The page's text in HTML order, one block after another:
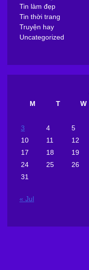
Tin làm đẹp
Tin thời trang
Truyện hay
Uncategorized
M
T W
3
4 5
10
11 12
17
18 19
24
25 26
31
« Jul